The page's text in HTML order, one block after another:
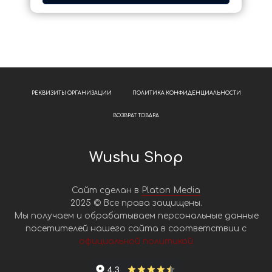
РЕКВИЗИТЫ ОРГАНИЗАЦИИ ПОЛИТИКА КОНФИДЕНЦИАЛЬНОСТИ
ВОЗВРАТ ТОВАРА
Wushu Shop
Сайт сделан в Platon Media
2025 © Все права защищены.
Мы получаем и обрабатываем персональные данные
посетителей нашего сайта в соответствии с
официальной политикой